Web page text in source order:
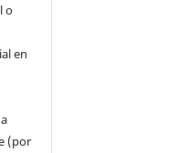
o
en
(por